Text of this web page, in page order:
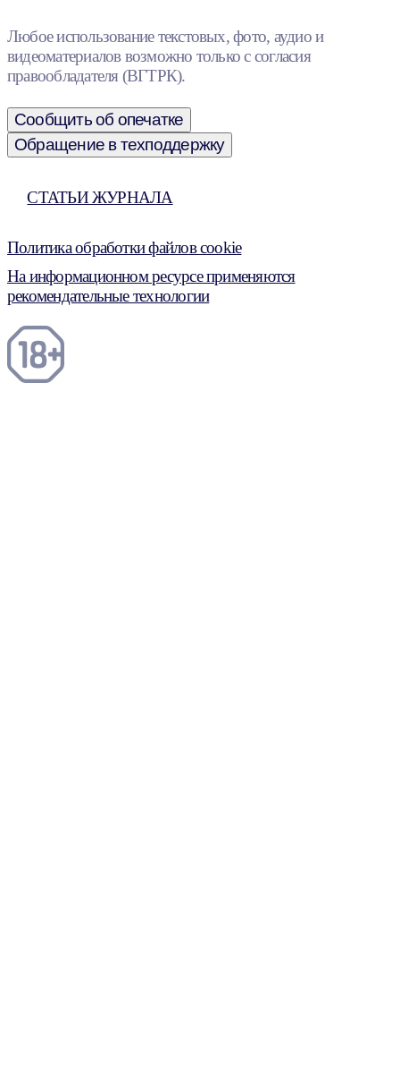
Любое использование текстовых, фото, аудио и
видеоматериалов возможно только с согласия
правообладателя (ВГТРК).
Сообщить об опечатке
Обращение в техподдержку
СТАТЬИ ЖУРНАЛА
Политика обработки файлов cookie
На информационном ресурсе применяются
рекомендательные технологии